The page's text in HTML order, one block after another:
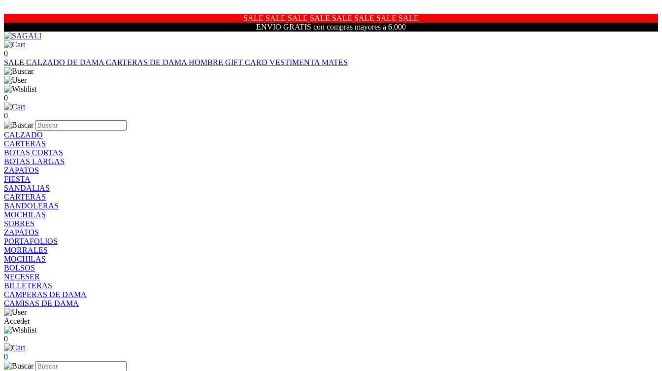
SALE SALE SALE SALE SALE SALE SALE SALE
ENVIO GRATIS con compras mayores a 6.000
0
SALE CALZADO DE DAMA CARTERAS DE DAMA HOMBRE GIFT CARD VESTIMENTA MATES
0
0
CALZADO
CARTERAS
BOTAS CORTAS
BOTAS LARGAS
ZAPATOS
FIESTA
SANDALIAS
CARTERAS
BANDOLERAS
MOCHILAS
SOBRES
ZAPATOS
PORTAFOLIOS
MORRALES
MOCHILAS
BOLSOS
NECESER
BILLETERAS
CAMPERAS DE DAMA
CAMISAS DE DAMA
Acceder
0
0